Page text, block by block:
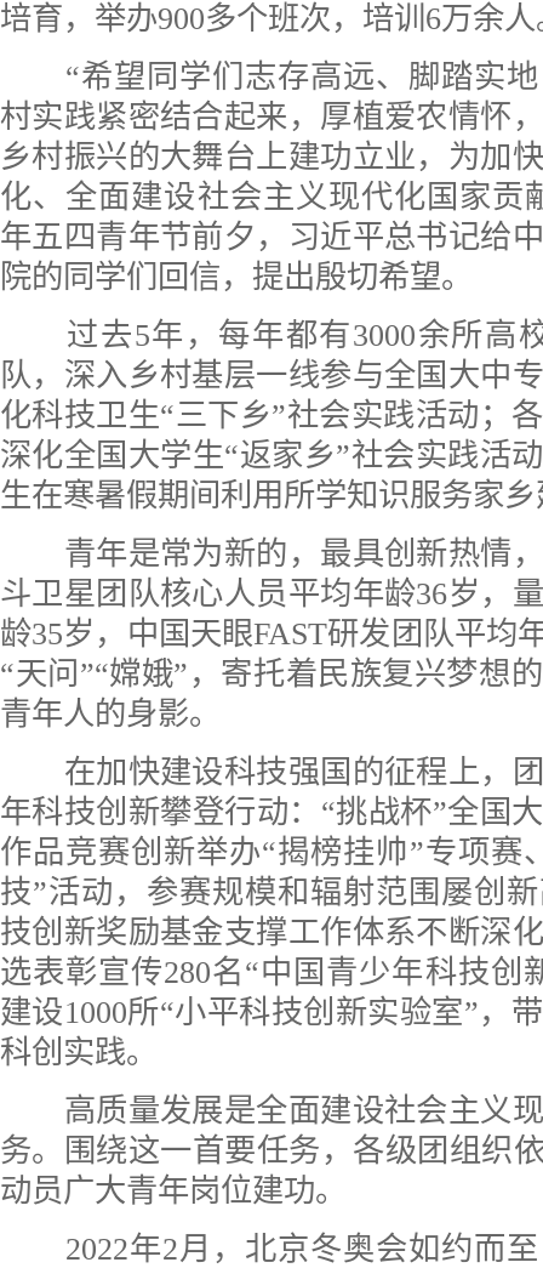
培育，举办900多个班次，培训6万余人
“希望同学们志存高远、脚踏实地
村实践紧密结合起来，厚植爱农情怀
乡村振兴的大舞台上建功立业，为加
化、全面建设社会主义现代化国家贡
年五四青年节前夕，习近平总书记给
院的同学们回信，提出殷切希望。
过去5年，每年都有3000余所高
队，深入乡村基层一线参与全国大中
化科技卫生“三下乡”社会实践活动；
深化全国大学生“返家乡”社会实践活
生在寒暑假期间利用所学知识服务家
青年是常为新的，最具创新热情，
斗卫星团队核心人员平均年龄36岁，
龄35岁，中国天眼FAST研发团队平
“天问”“嫦娥”，寄托着民族复兴梦想
青年人的身影。
在加快建设科技强国的征程上，团
年科技创新攀登行动：“挑战杯”全国
作品竞赛创新举办“揭榜挂帅”专项赛
技”活动，参赛规模和辐射范围屡创
技创新奖励基金支撑工作体系不断深
选表彰宣传280名“中国青少年科技创
建设1000所“小平科技创新实验室”，
科创实践。
高质量发展是全面建设社会主义现
务。围绕这一首要任务，各级团组织
动员广大青年岗位建功。
2022年2月，北京冬奥会如约而至